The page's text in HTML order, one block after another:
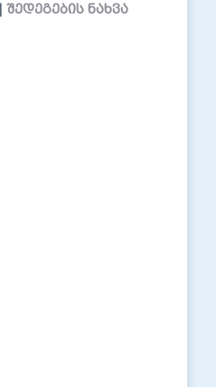
შედეგების ნახვა